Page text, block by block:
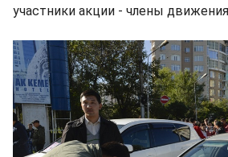
участники акции - члены